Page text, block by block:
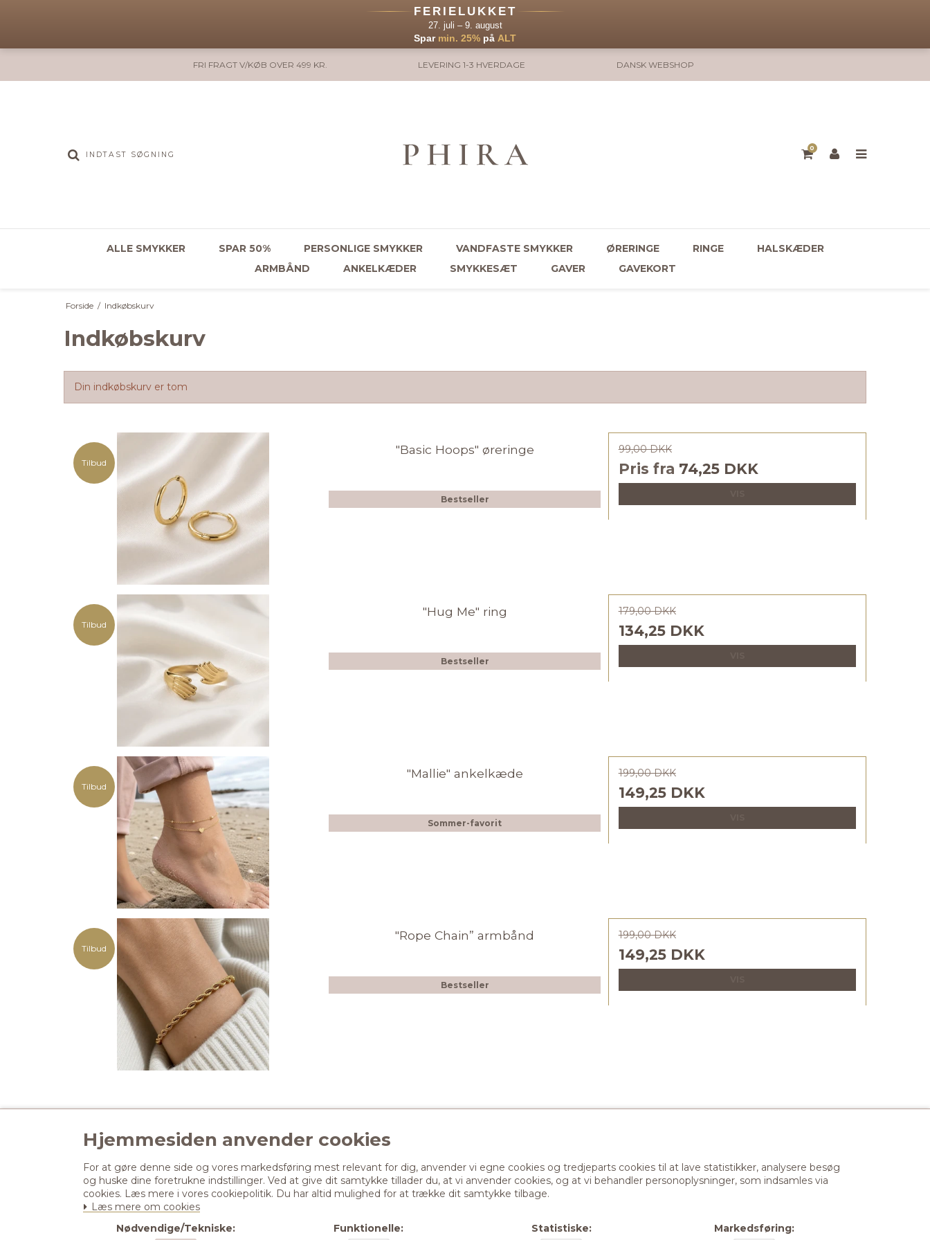
FERIELUKKET
27. juli – 9. august
Spar min. 25% på ALT
FRI FRAGT V/KØB OVER 499 KR. LEVERING 1-3 HVERDAGE DANSK WEBSHOP
0
ALLE SMYKKER SPAR 50% PERSONLIGE SMYKKER VANDFASTE SMYKKER ØRERINGE RINGE
HALSKÆDER
ARMBÅND
ANKELKÆDER SMYKKESÆT GAVER GAVEKORT
Forside / Indkøbskurv
Indkøbskurv
Din indkøbskurv er tom
Tilbud
"Basic Hoops" øreringe
Bestseller
99,00 DKK
Pris fra 74,25 DKK
Tilbud
"Hug Me" ring
Bestseller
179,00 DKK
134,25 DKK
Tilbud
"Mallie" ankelkæde
Sommer-favorit
199,00 DKK
149,25 DKK
Tilbud
"Rope Chain” armbånd
Bestseller
199,00 DKK
149,25 DKK
Denmark
CVR-nummer:38538888
Om os
Kontakt
Handelsbetingelser
Hjemmesiden anvender cookies
For at gøre denne side og vores markedsføring mest relevant for dig, anvender vi egne cookies og tredjeparts cookies til at lave statistikker, analysere besøg
og huske dine foretrukne indstillinger. Ved at give dit samtykke tillader du, at vi anvender cookies, og at vi behandler personoplysninger, som indsamles via
cookies. Læs mere i vores cookiepolitik. Du har altid mulighed for at trække dit samtykke tilbage.
Læs mere om cookies
Nødvendige/Tekniske:
Funktionelle: Statistiske: Markedsføring: